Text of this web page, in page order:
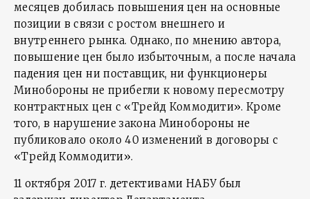
месяцев добилась повышения цен на основные
позиции в связи с ростом внешнего и
внутреннего рынка. Однако, по мнению автора,
повышение цен было избыточным, а после начала
падения цен ни поставщик, ни функционеры
Минобороны не прибегли к новому пересмотру
контрактных цен с «Трейд Коммодити». Кроме
того, в нарушение закона Минобороны не
публиковало около 40 изменений в договоры с
«Трейд Коммодити».
11 октября 2017 г. детективами НАБУ был